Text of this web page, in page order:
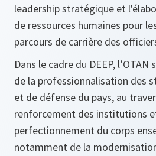
leadership stratégique et
de ressources humaines pour
parcours de carrière des
Dans le cadre du DEEP,
de la professionnalisation des
et de défense du pays, au
renforcement des institutions
perfectionnement du corps
notamment de la